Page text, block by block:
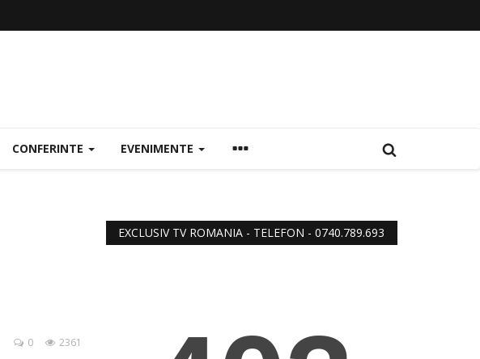
CONFERINTE EVENIMENTE
2361
0
EXCLUSIV TV ROMANIA - TELEFON - 0740.789.693